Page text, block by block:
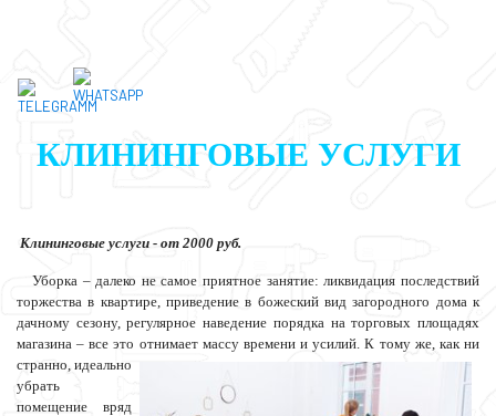
КЛИНИНГОВЫЕ УСЛУГИ
Клининговые услуги - от 2000 руб.
Уборка – далеко не самое приятное занятие: ликвидация последствий
торжества в квартире, приведение в божеский вид загородного дома к
дачному сезону, регулярное наведение порядка на торговых площадях
магазина – все это отнимает массу времени и усилий. К тому же, как ни
странно, идеально
убрать
помещение вряд